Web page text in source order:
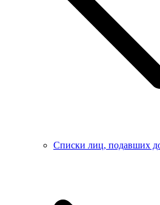
Списки лиц, подавших